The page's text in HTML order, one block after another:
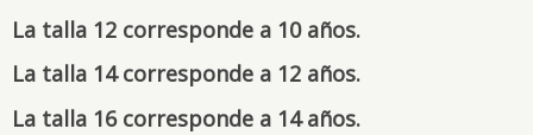
La talla 12 corresponde a 10 años.
La talla 14 corresponde a 12 años.
La talla 16 corresponde a 14 años.